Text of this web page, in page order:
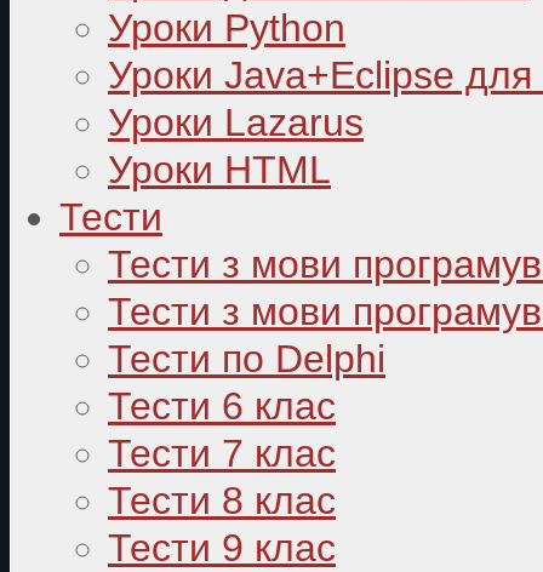
Уроки Python
Уроки Java+Eclipse
Уроки Lazarus
Уроки HTML
Тести
Тести з мови
Тести з мови
Тести по Delphi
Тести 6 клас
Тести 7 клас
Тести 8 клас
Тести 9 клас